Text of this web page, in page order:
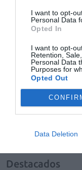
I want to opt-
Personal Data
Opted In
I want to opt-
Retention,
Personal Data
Purposes for
Opted Out
Data Deletion
de Google
Mantente
ACTIVAR
TSL Consultores
Destacados